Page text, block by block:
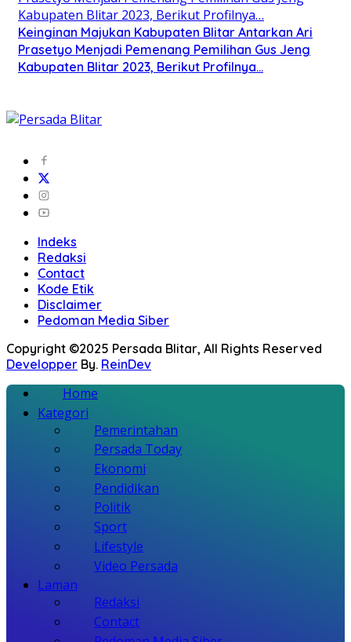
Keinginan Majukan Kabupaten Blitar Antarkan Ari
Prasetyo Menjadi Pemenang Pemilihan Gus Jeng
Kabupaten Blitar 2023, Berikut Profilnya…
Indeks
Redaksi
Contact
Kode Etik
Disclaimer
Pedoman Media Siber
Copyright ©2025 Persada Blitar, All Rights Reserved
Developper By. ReinDev
Home
Kategori
Pemerintahan
Persada Today
Ekonomi
Pendidikan
Politik
Sport
Lifestyle
Video Persada
Laman
Redaksi
Contact